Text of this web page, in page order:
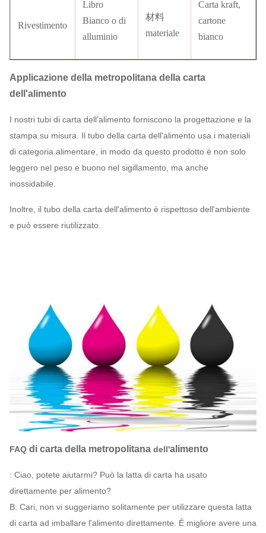
Rivestimento
Libro
Bianco o di
alluminio
材料
materiale
Carta kraft,
cartone
bianco
Applicazione della metropolitana della carta
dell'alimento
I nostri tubi di carta dell'alimento forniscono la progettazione e la
stampa su misura. Il tubo della carta dell'alimento usa i materiali
di categoria alimentare, in modo da questo prodotto è non solo
leggero nel peso e buono nel sigillamento, ma anche
inossidabile.
Inoltre, il tubo della carta dell'alimento è rispettoso dell'ambiente
e può essere riutilizzato.
FAQ di carta della metropolitana dell'alimento
: Ciao, potete aiutarmi? Può la latta di carta ha usato
direttamente per alimento?
B: Cari, non vi suggeriamo solitamente per utilizzare questa latta
di carta ad imballare l'alimento direttamente. È migliore avere una